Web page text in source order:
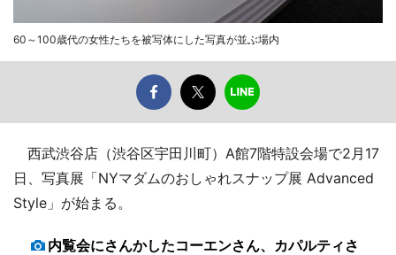
60～100歳代の女性たちを被写体にした写真が並ぶ場内
西武渋谷店（渋谷区宇田川町）A館7階特設会場で2月17
日、写真展「NYマダムのおしゃれスナップ展 Advanced
Style」が始まる。
内覧会にさんかしたコーエンさん、カパルティさ